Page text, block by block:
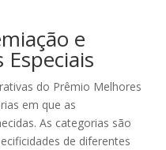
e
do Prêmio Melhores
em que as
As categorias são
de diferentes